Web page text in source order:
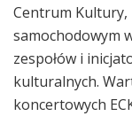
Centrum Kultury,
samochodowym
zespołów i
kulturalnych.
koncertowych